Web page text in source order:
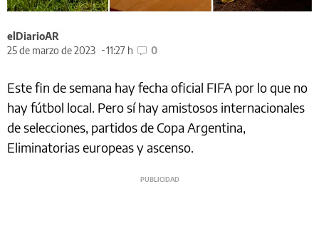
elDiarioAR
25 de marzo de 2023
11:27 h 0
Este fin de semana hay fecha oficial FIFA por lo que no
hay fútbol local. Pero sí hay amistosos internacionales
de selecciones, partidos de Copa Argentina,
Eliminatorias europeas y ascenso.